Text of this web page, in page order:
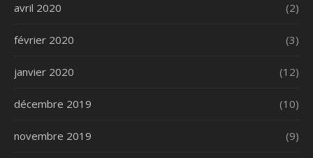
avril 2020 (2)
février 2020 (3)
janvier 2020 (12)
décembre 2019 (10)
novembre 2019 (9)